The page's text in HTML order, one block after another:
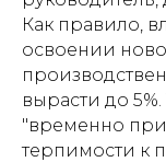
Как правило,
освоении
вырасти до
"временно
терпимости к